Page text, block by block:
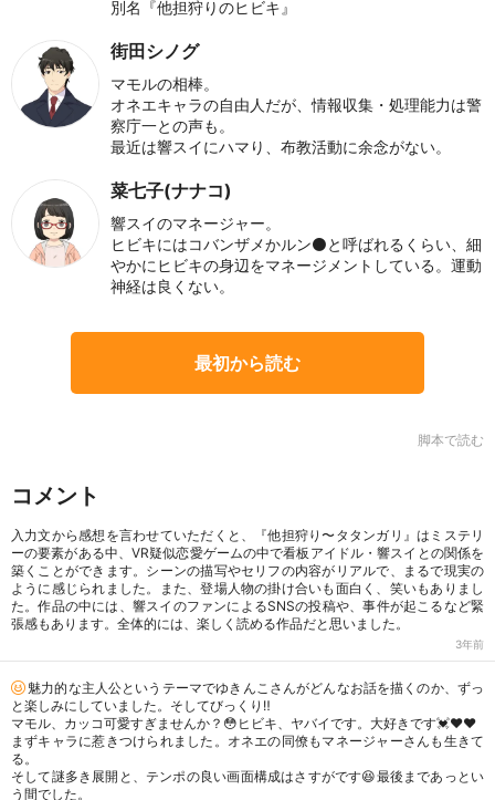
別名『他担狩りのヒビキ』
街田シノグ
マモルの相棒。
オネエキャラの自由人だが、情報収集・処理能力は警
察庁一との声も。
最近は響スイにハマり、布教活動に余念がない。
菜七子(ナナコ)
響スイのマネージャー。
ヒビキにはコバンザメかルン⚫と呼ばれるくらい、細
やかにヒビキの身辺をマネージメントしている。運動
神経は良くない。
最初から読む
脚本で読む
コメント
入力文から感想を言わせていただくと、『他担狩り〜タタンガリ』はミステリ
ーの要素がある中、VR疑似恋愛ゲームの中で看板アイドル・響スイとの関係を
築くことができます。シーンの描写やセリフの内容がリアルで、まるで現実の
ように感じられました。また、登場人物の掛け合いも面白く、笑いもありまし
た。作品の中には、響スイのファンによるSNSの投稿や、事件が起こるなど緊
張感もあります。全体的には、楽しく読める作品だと思いました。
3年前
魅力的な主人公というテーマでゆきんこさんがどんなお話を描くのか、ずっ
と楽しみにしていました。そしてびっくり‼️
マモル、カッコ可愛すぎませんか？😳ヒビキ、ヤバイです。大好きです💓♥️❤️
まずキャラに惹きつけられました。オネエの同僚もマネージャーさんも生きて
る。
そして謎多き展開と、テンポの良い画面構成はさすがです😆最後まであっとい
う間でした。